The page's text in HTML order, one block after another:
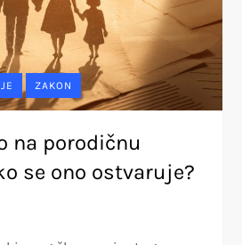
ZAKON
na porodičnu
se ono ostvaruje?